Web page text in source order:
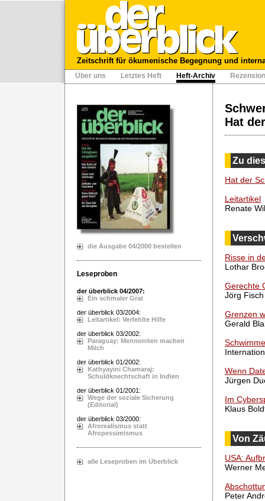
Zeitschrift für ökumenische Begegnung und
Über uns Letztes Heft Heft-Archiv
die Ausgabe 04/2000 bestellen
Leseproben
der überblick 04/2007:
Ein schmaler Grat
der überblick 03/2004:
Leitartikel: Verfehlte Hilfe
der überblick 03/2002:
Paraguay: Mennoniten machen
Milch
der überblick 01/2002:
Kathyayini Chamaraj:
Schuldknechtschaft in Indien
der überblick 01/2001:
Wege der soziale Sicherung
(Editorial)
der überblick 03/2000:
Afrorealismus statt
Afropessimismus
alle Leseproben im Überblick
Hat
Zu
Hat der
Leitartikel
Renate
Risse in
Lothar
Gerechte
Jörg Fisch
Grenzen
Gerald
Wenn
Jürgen
Im
Klaus
Von
USA:
Werner
Peter